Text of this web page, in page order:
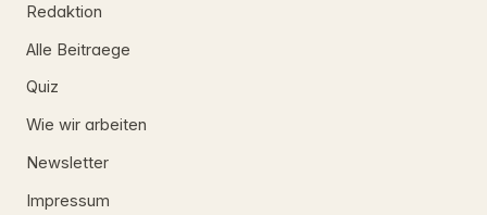
Redaktion
Alle Beitraege
Quiz
Wie wir arbeiten
Newsletter
Impressum